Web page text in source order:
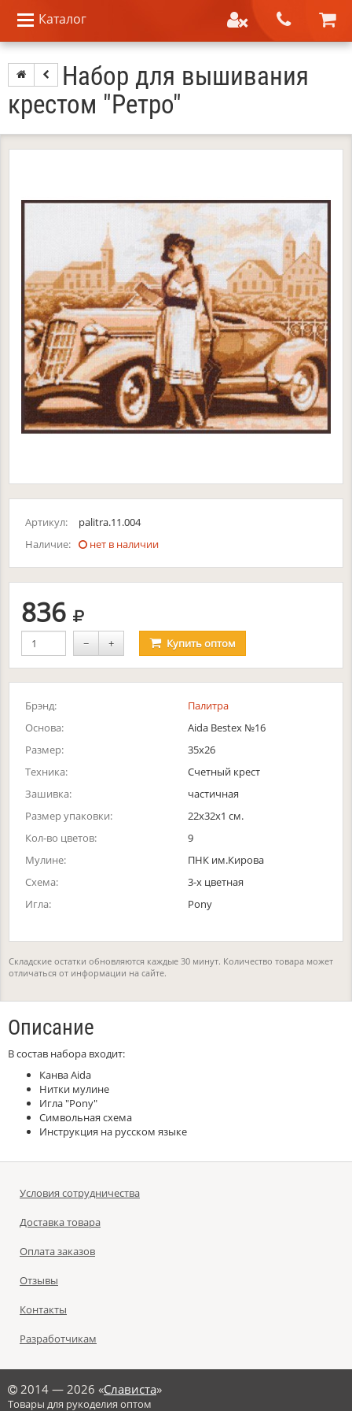
Каталог
Набор для вышивания
крестом "Ретро"
Артикул:
palitra.11.004
Наличие:
нет в наличии
836 руб.
− + Купитьоптом
Брэнд:
Палитра
Основа:
Aida Bestex №16
Размер:
35х26
Техника:
Счетный крест
Зашивка:
частичная
Размер упаковки:
22x32x1 см.
Кол-во цветов:
9
Мулине:
ПНК им.Кирова
Схема:
3-х цветная
Игла:
Pony
Складские остатки обновляются каждые 30 минут. Количество товара может
отличаться от информации на сайте.
Описание
В состав набора входит:
Канва Aida
Нитки мулине
Игла "Pony"
Символьная схема
Инструкция на русском языке
Условия сотрудничества
Доставка товара
Оплата заказов
Отзывы
Контакты
Разработчикам
©2014 — 2026 «Слависта»
Товары для рукоделия оптом